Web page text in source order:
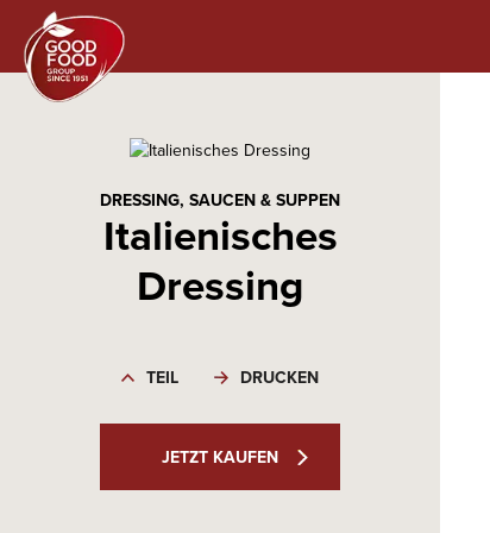
DRESSING, SAUCEN & SUPPEN
Italienisches
Dressing
TEIL DRUCKEN
JETZT KAUFEN